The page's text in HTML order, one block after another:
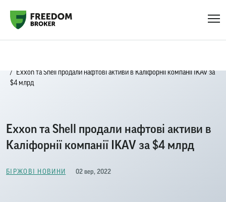
Exxon та Shell продали нафтові активи в Каліфорнії компанії IKAV за
$4 млрд
Exxon та Shell продали нафтові активи в
Каліфорнії компанії IKAV за $4 млрд
БІРЖОВІ НОВИНИ 02 вер, 2022